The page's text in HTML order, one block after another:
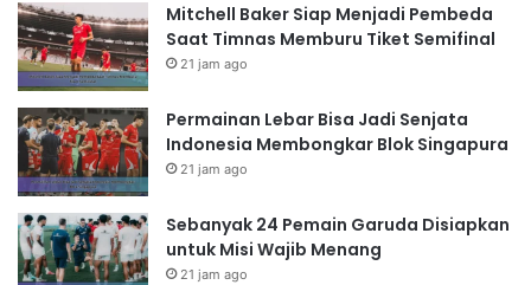
Mitchell Baker Siap Menjadi Pembeda
Saat Timnas Memburu Tiket Semifinal
21 jam ago
Permainan Lebar Bisa Jadi Senjata
Indonesia Membongkar Blok Singapura
21 jam ago
Sebanyak 24 Pemain Garuda Disiapkan
untuk Misi Wajib Menang
21 jam ago